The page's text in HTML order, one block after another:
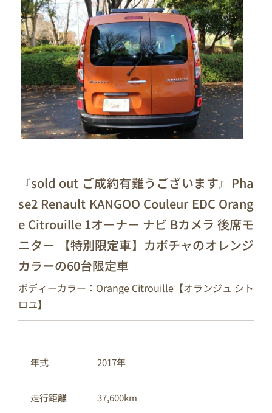
『sold out ご成約有難うございます』Pha
se2 Renault KANGOO Couleur EDC Orang
e Citrouille 1オーナー ナビ Bカメラ 後席モ
ニター 【特別限定車】カボチャのオレンジ
カラーの60台限定車
ボディーカラー：Orange Citrouille【オランジュ シト
ロユ】
年式 2017年
走行距離 37,600km